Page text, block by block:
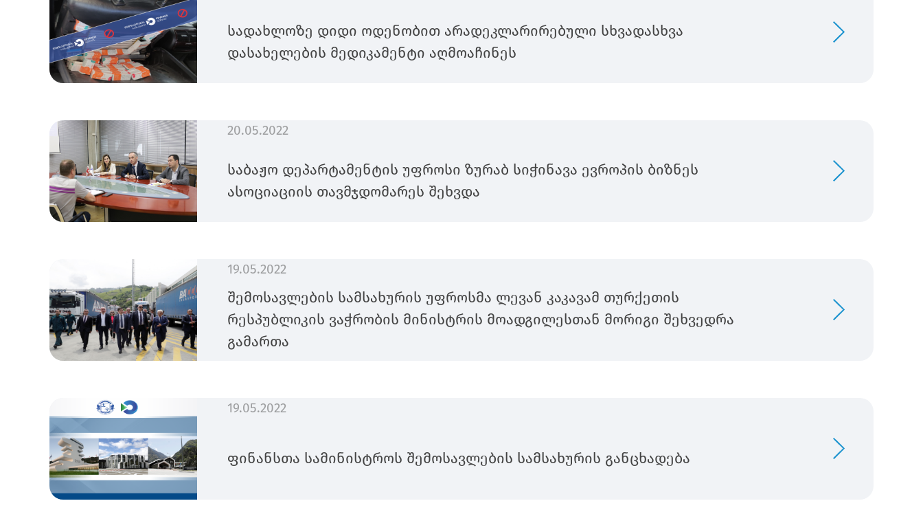
სადახლოზე დიდი ოდენობით არადეკლარირებული სხვადასხვა
დასახელების მედიკამენტი აღმოაჩინეს
20.05.2022
საბაჟო დეპარტამენტის უფროსი ზურაბ სიჭინავა ევროპის ბიზნეს
ასოციაციის თავმჯდომარეს შეხვდა
19.05.2022
შემოსავლების სამსახურის უფროსმა ლევან კაკავამ თურქეთის
რესპუბლიკის ვაჭრობის მინისტრის მოადგილესთან მორიგი შეხვედრა
გამართა
19.05.2022
ფინანსთა სამინისტროს შემოსავლების სამსახურის განცხადება